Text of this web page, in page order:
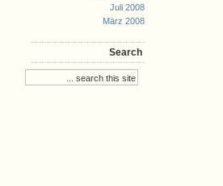
Juli 2008
März 2008
Search